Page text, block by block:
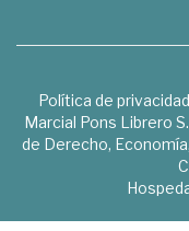
Política de privacidad
Marcial Pons Librero
de Derecho,